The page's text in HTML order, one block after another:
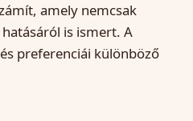
amely nemcsak
is ismert. A
preferenciái különböző